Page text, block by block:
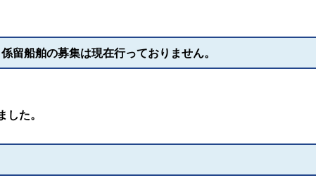
留船舶の募集は現在行っておりません。
した。